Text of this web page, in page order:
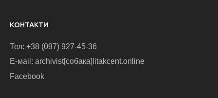
КОНТАКТИ
Тел: +38 (097) 927-45-36
E-маіl: archivist[собака]litakcent.online
Facebook